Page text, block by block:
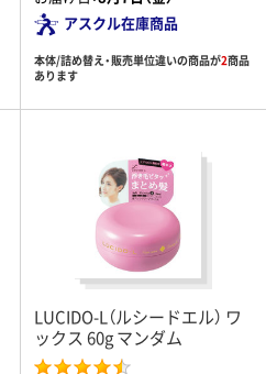
アスクル在庫商品
本体/詰め替え・販売単位違いの商品が2商品
あります
LUCIDO-L（ルシードエル） ワ
ックス 60g マンダム